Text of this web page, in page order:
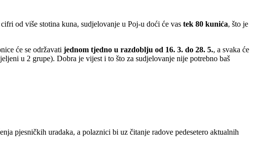
od više stotina kuna, sudjelovanje u Poj-u doći će vas tek 80 kunića, što je
će se održavati jednom tjedno u razdoblju od 16. 3. do 28. 5., a svaka će
u 2 grupe). Dobra je vijest i to što za sudjelovanje nije potrebno baš
pjesničkih uradaka, a polaznici bi uz čitanje radove pedesetero aktualnih